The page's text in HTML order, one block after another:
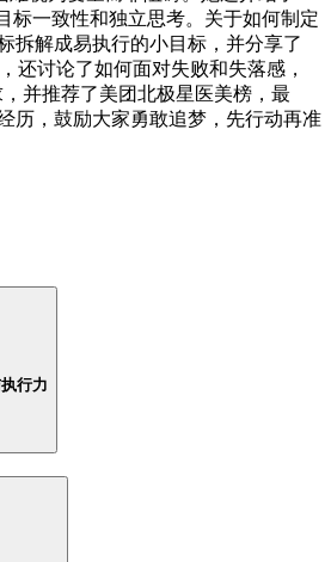
标一致性和独立思考。关于如何制定
拆解成易执行的小目标，并分享了
还讨论了如何面对失败和失落感，
，并推荐了美团北极星医美榜，最
历，鼓励大家勇敢追梦，先行动再准
行力